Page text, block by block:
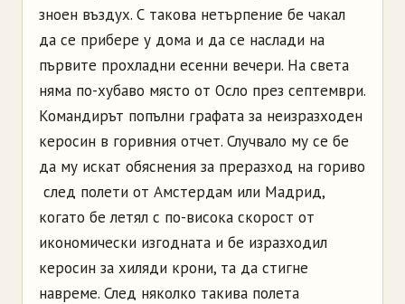
зноен въздух. С такова нетърпение бе чакал
да се прибере у дома и да се наслади на
първите прохладни есенни вечери. На света
няма по-хубаво място от Осло през септември.
Командирът попълни графата за неизразходен
керосин в горивния отчет. Случвало му се бе
да му искат обяснения за преразход на гориво
­ след полети от Амстердам или Мадрид,
когато бе летял с по-висока скорост от
икономически изгодната и бе изразходил
керосин за хиляди крони, та да стигне
навреме. След няколко такива полета